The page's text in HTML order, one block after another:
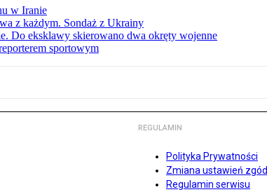
w Iranie
z każdym. Sondaż z Ukrainy
Do eksklawy skierowano dwa okręty wojenne
sportowym
REGULAMIN
Polityka Prywatności
Zmiana ustawień zgód
Regulamin serwisu